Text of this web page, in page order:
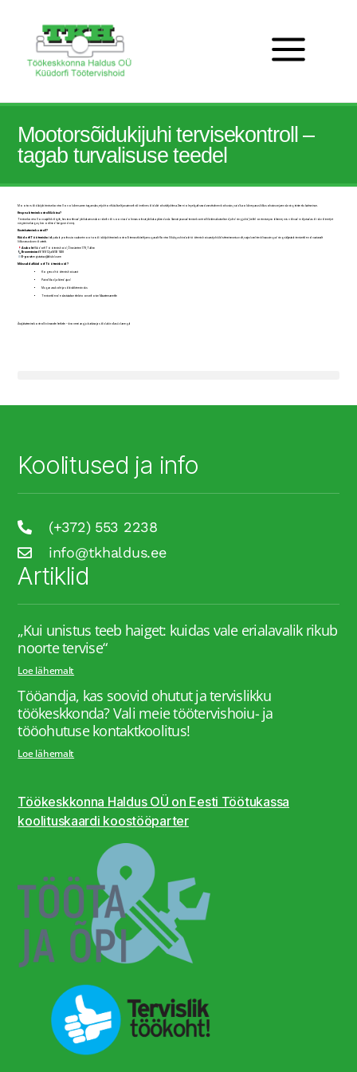
Mootorsõidukijuhi tervisekontroll –
tagab turvalisuse teedel
Mootorsõidukijuhi tervisekontroll on oluline samm tagamaks, et juht on füüsiliselt ja vaimselt võimeline sõidukit ohutult juhtima. See ei ole pelgalt seadusest tulenev kohustus, vaid ka oluline panus liiklusohutusse ja enda ning teiste elu kaitsmisse.
Kes peab tervisekontrolli läbima?
Tervisekontroll on vajalik kõigile, kes taotlevad juhiluba esmakordselt või soovivad olemasolevat juhiluba pikendada. Samuti peavad tervisekontrolli läbima kutselised juhid ning juhid, kellel on terviseprobleeme, mis võivad mõjutada sõiduvõimet (nt
nägemise langus, kroonilised haigused vms).
Kus teha tervisekontroll?
Küüdorfi Töötervishoid pakub professionaalset mootorsõidukijuhi tervisekontrolli teenust kiirelt ja mugavalt. Kontrolli käigus hindab töötervishoiuarst juhi üldist terviseseisundit, vajadusel teeb lisauuringud ning väljastab tervisetõendi vastavalt
liiklusseaduse nõuetele.
Asukoht: Küüdorfi Töötervishoid, Õismäe tee 179, Tallinn
Broneerimine:
661 6812 ja 5693 1828
E-post:registratuur@tkhaldus.ee
Miks valida Küüdorfi Töötervishoid?
Kogenud töötervishoiuarst
Paindlikud ja kiired ajad
Mugav asukoht ja sõbralik teenindus
Tervisetõend edastatakse elektroonselt otse Maanteeametile
Ära jäta tervisekontrolli viimasele hetkele – broneeri aeg juba täna ja sõida kindla südamega!
Artiklid
„Kui unistus teeb haiget: kuidas vale erialavalik rikub
noorte tervise“
Loe lähemalt
Tööandja, kas soovid ohutut ja tervislikku
töökeskkonda? Vali meie töötervishoiu- ja
tööohutuse kontaktkoolitus!
Loe lähemalt
Töökeskkonna Haldus OÜ on Eesti Töötukassa
koolituskaardi koostööparter
Koolitused ja info
(+372) 553 2238
info@tkhaldus.ee